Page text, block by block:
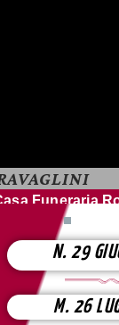
Funeraria
N. 29
M. 26